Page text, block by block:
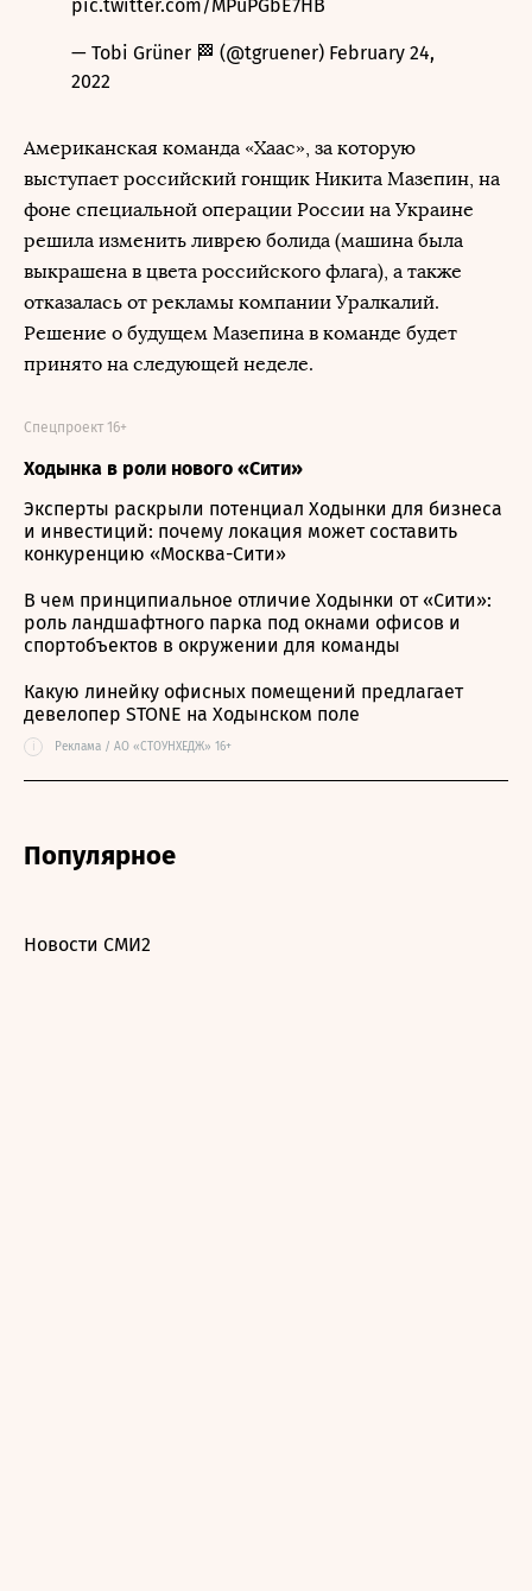
pic.twitter.com/MPuPGbE7HB
— Tobi Grüner 🏁 (@tgruener) February 24,
2022
Американская команда «Хаас», за которую
выступает российский гонщик Никита Мазепин, на
фоне специальной операции России на Украине
решила изменить ливрею болида (машина была
выкрашена в цвета российского флага), а также
отказалась от рекламы компании Уралкалий.
Решение о будущем Мазепина в команде будет
принято на следующей неделе.
Ходынка в роли нового «Сити»
Спецпроект 16+
Эксперты раскрыли потенциал Ходынки для бизнеса
и инвестиций: почему локация может составить
конкуренцию «Москва-Сити»
В чем принципиальное отличие Ходынки от «Сити»:
роль ландшафтного парка под окнами офисов и
спортобъектов в окружении для команды
Какую линейку офисных помещений предлагает
девелопер STONE на Ходынском поле
i Реклама / АО «СТОУНХЕДЖ» 16+
Популярное
Новости СМИ2